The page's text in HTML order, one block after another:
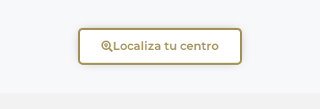
Localiza tu centro